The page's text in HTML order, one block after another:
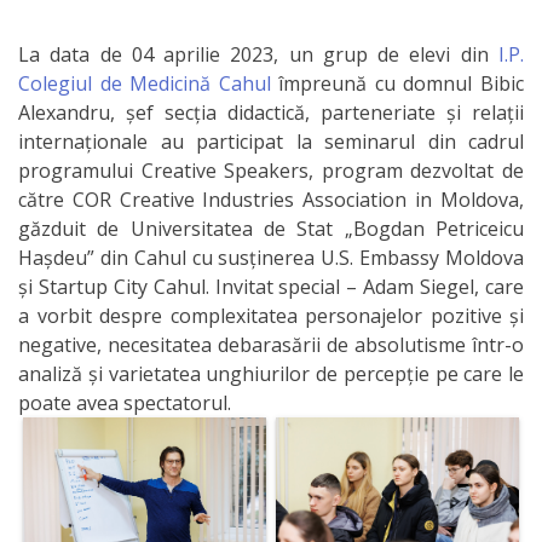
Posturi
vacante
Transparență
Planuri și
rapoarte
de
activitate
Acte
normative
La data de 04 aprilie 2023, un grup de elevi din I.P.
Colegiul de Medicină Cahul împreună cu domnul Bibic
Alexandru, șef secția didactică, parteneriate și relații
internaționale au participat la seminarul din cadrul
programului Creative Speakers, program dezvoltat de
către COR Creative Industries Association in Moldova,
găzduit de Universitatea de Stat „Bogdan Petriceicu
Hașdeu” din Cahul cu susținerea U.S. Embassy Moldova
și Startup City Cahul. Invitat special – Adam Siegel, care
a vorbit despre complexitatea personajelor pozitive și
negative, necesitatea debarasării de absolutisme într-o
analiză și varietatea unghiurilor de percepție pe care le
poate avea spectatorul.